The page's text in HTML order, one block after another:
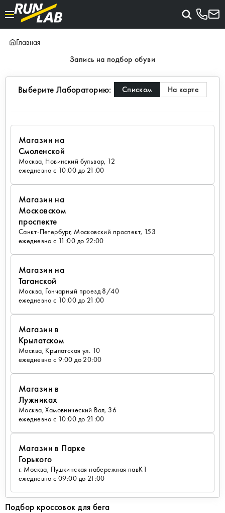
Главная
Запись на подбор обуви
Выберите Лабораторию: Списком На карте
Магазин на
Смоленской
Москва, Новинский бульвар, 12
ежедневно с 10:00 до 21:00
Магазин на
Московском
проспекте
Санкт-Петербург, Московский проспект, 153
ежедневно с 11:00 до 22:00
Магазин на
Таганской
Москва, Гончарный проезд 8/40
ежедневно с 10:00 до 21:00
Магазин в
Крылатском
Москва, Крылатская ул. 10
ежедневно с 9:00 до 20:00
Магазин в
Лужниках
Москва, Хамовнический Вал, 36
ежедневно с 10:00 до 21:00
Магазин в Парке
Горького
г. Москва, Пушкинская набережная павК1
ежедневно с 09:00 до 21:00
Подбор кроссовок для бега